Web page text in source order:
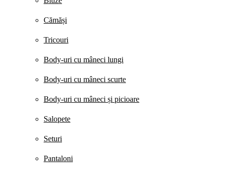
Cămăși
Tricouri
Body-uri cu mâneci lungi
Body-uri cu mâneci scurte
Body-uri cu mâneci și picioare
Salopete
Seturi
Pantaloni